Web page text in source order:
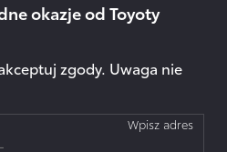
okazje od Toyoty
zgody. Uwaga nie
Wpisz adres